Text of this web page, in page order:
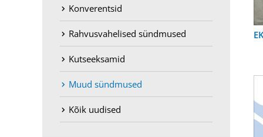
Konverentsid
Rahvusvahelised sündmused
Kutseeksamid
Muud sündmused
Kõik uudised